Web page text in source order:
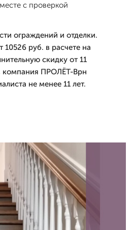
с проверкой
ограждений и отделки.
10526 руб. в расчете на
скидку от 11
компания ПРОЛЁТ-Врн
не менее 11 лет.